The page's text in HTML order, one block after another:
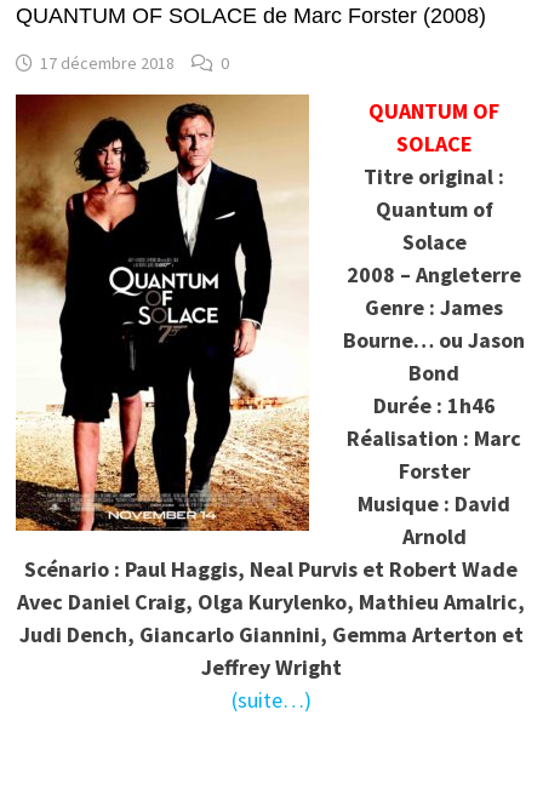
QUANTUM OF SOLACE de Marc Forster (2008)
17 décembre 2018 0
QUANTUM OF
SOLACE
Titre original :
Quantum of
Solace
2008 – Angleterre
Genre : James
Bourne… ou Jason
Bond
Durée : 1h46
Réalisation : Marc
Forster
Musique : David
Arnold
Scénario : Paul Haggis, Neal Purvis et Robert Wade
Avec Daniel Craig, Olga Kurylenko, Mathieu Amalric,
Judi Dench, Giancarlo Giannini, Gemma Arterton et
Jeffrey Wright
(suite…)